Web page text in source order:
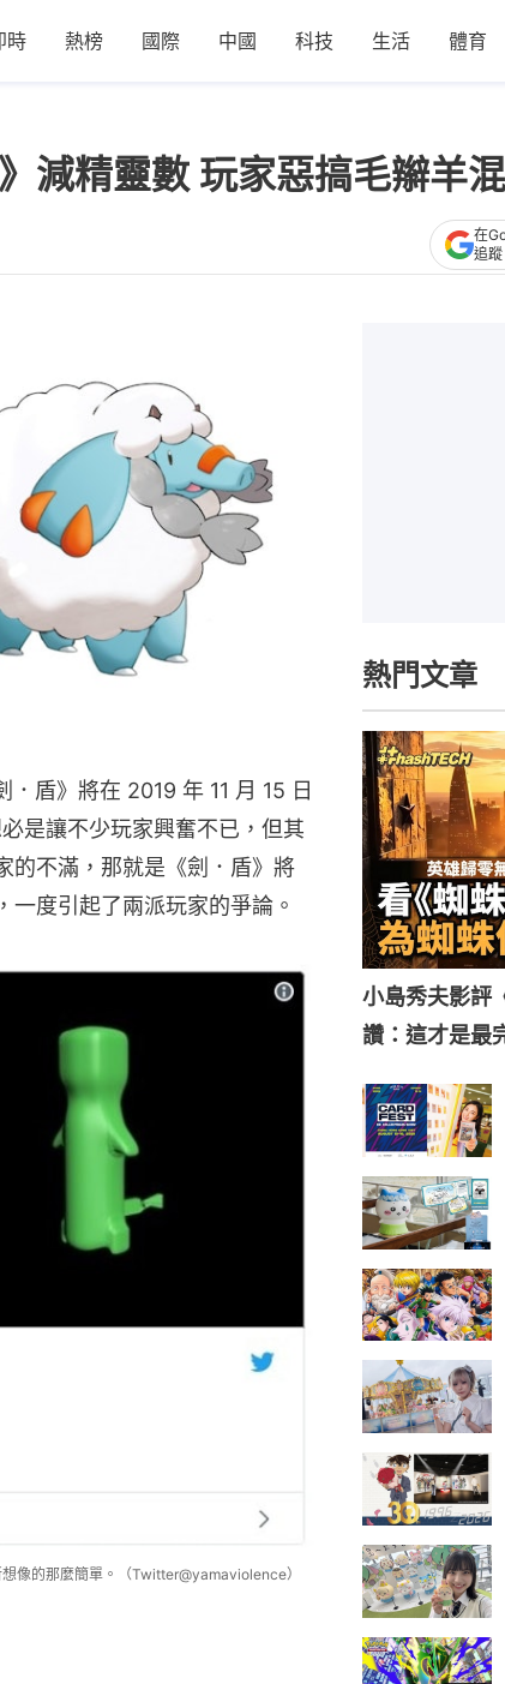
時 熱榜 國際 中國 科技 生活 體育
減精靈數 玩家惡搞毛辮羊
在
追蹤
盾》將在 2019 年 11 月 15 日
是讓不少玩家興奮不已，但其
的不滿，那就是《劍．盾》將
度引起了兩派玩家的爭論。
像的那麼簡單。（Twitter@yamaviolence）
熱門文章
小島秀夫影評
讚：這才是最